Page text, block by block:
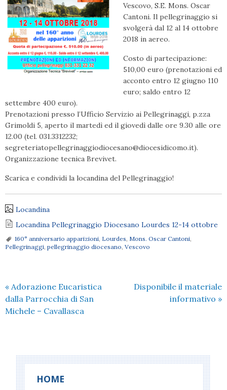
Vescovo, S.E. Mons. Oscar
Cantoni. Il pellegrinaggio si
svolgerà dal 12 al 14 ottobre
2018 in aereo.
Costo di partecipazione:
510,00 euro (prenotazioni ed
acconto entro 12 giugno 110
euro; saldo entro 12
settembre 400 euro).
Prenotazioni presso l’Ufficio Servizio ai Pellegrinaggi, p.zza
Grimoldi 5, aperto il martedì ed il giovedì dalle ore 9.30 alle ore
12.00 (tel. 031.3312232;
segreteriatopellegrinaggiodiocesano@diocesidicomo.it).
Organizzazione tecnica Brevivet.
Scarica e condividi la locandina del Pellegrinaggio!
Locandina
Locandina Pellegrinaggio Diocesano Lourdes 12-14 ottobre
160° anniversario apparizioni Lourdes Mons. Oscar Cantoni
Pellegrinaggi pellegrinaggio diocesano Vescovo
« Adorazione Eucaristica
dalla Parrocchia di San
Michele – Cavallasca
Disponibile il materiale
informativo »
HOME